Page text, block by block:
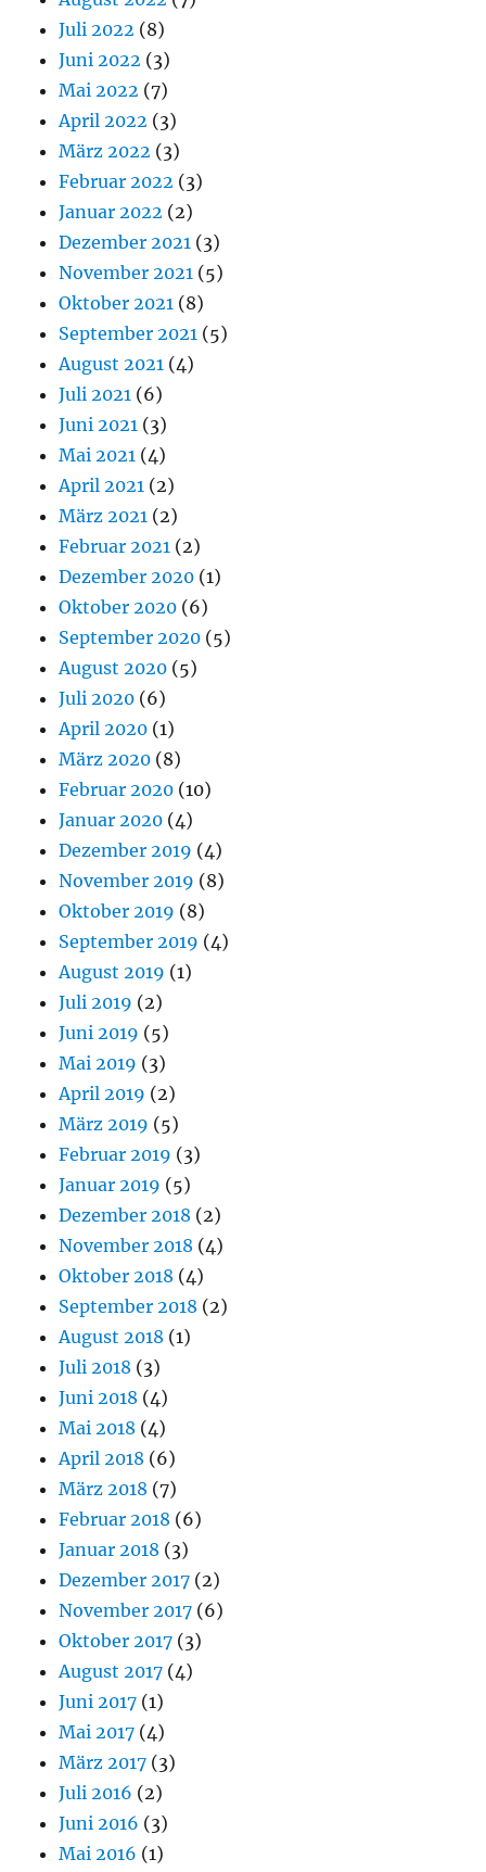
Juli 2022 (8)
Juni 2022 (3)
Mai 2022 (7)
April 2022 (3)
März 2022 (3)
Februar 2022 (3)
Januar 2022 (2)
Dezember 2021 (3)
November 2021 (5)
Oktober 2021 (8)
September 2021 (5)
August 2021 (4)
Juli 2021 (6)
Juni 2021 (3)
Mai 2021 (4)
April 2021 (2)
März 2021 (2)
Februar 2021 (2)
Dezember 2020 (1)
Oktober 2020 (6)
September 2020 (5)
August 2020 (5)
Juli 2020 (6)
April 2020 (1)
März 2020 (8)
Februar 2020 (10)
Januar 2020 (4)
Dezember 2019 (4)
November 2019 (8)
Oktober 2019 (8)
September 2019 (4)
August 2019 (1)
Juli 2019 (2)
Juni 2019 (5)
Mai 2019 (3)
April 2019 (2)
März 2019 (5)
Februar 2019 (3)
Januar 2019 (5)
Dezember 2018 (2)
November 2018 (4)
Oktober 2018 (4)
September 2018 (2)
August 2018 (1)
Juli 2018 (3)
Juni 2018 (4)
Mai 2018 (4)
April 2018 (6)
März 2018 (7)
Februar 2018 (6)
Januar 2018 (3)
Dezember 2017 (2)
November 2017 (6)
Oktober 2017 (3)
August 2017 (4)
Juni 2017 (1)
Mai 2017 (4)
März 2017 (3)
Juli 2016 (2)
Juni 2016 (3)
Mai 2016 (1)